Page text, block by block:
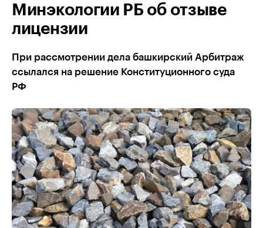
Минэкологии РБ об отзыве
лицензии
При рассмотрении дела башкирский Арбитраж
ссылался на решение Конституционного суда
РФ